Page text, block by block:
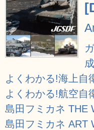
よくわかる!海上自
よくわかる!航空自
島田フミカネ THE
島田フミカネ ART